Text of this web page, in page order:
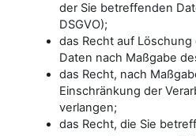
der Sie betreffenden
DSGVO);
das Recht auf
Daten nach Maßgabe
das Recht, nach
Einschränkung der
verlangen;
das Recht, die Sie